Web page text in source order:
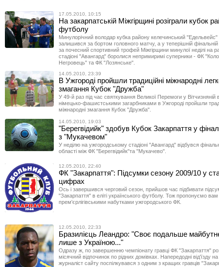
17.05.2010, 10:15
На закарпатській Міжгірщині розіграли кубок
футболу
Минулорічний володар кубка району келечинський "Едельвейс"
залишився за бортом головного матчу, а у теперішній фінальній
за почесний спортивний трофей Міжгірщини минулої неділі на
стадіоні "Авангард" боролися непримиримі суперники - ФК
Негровець" та ФК "Лозянське".
14.05.2010, 23:39
В Ужгороді пройшли традиційні міжнародні
змагання Кубок "Дружба"
У 49-й раз під час святкування Великої Перемоги у Вітчизняній
німецько-фашистськими загарбниками в Ужгороді пройшли
міжнародні змагання Кубок "Дружба".
14.05.2010, 19:03
"Берегвідийк" здобув Кубок Закарпаття у
з "Мукачевом"
У неділю на ужгородському стадіоні "Авангард" відбувся
області між ФК "Берегвідийк"та "Мукачево".
12.05.2010, 22:40
ФК "Закарпаття": Підсумки сезону 2009/10 у
цифрах
Ось і завершився черговий сезон, прийшов час підбивати
"Закарпаття" в еліті українського футболу. Тож пропонуємо
прем'єрлігівськими набутками ужгородського ФК.
12.05.2010, 22:33
Бразилієць Леандро: "Своє подальше
лише з Україною..."
Одразу ж, по завершенню чемпіонату гравці ФК "Закарпаття"
місячний відпочинок по рідних домівках. Напередодні від'їзду
журналіст сайту поспілкувався з одним з кращих гравців